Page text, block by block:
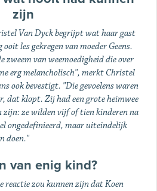
zijn
Van Dyck begrijpt wat haar gast
les gekregen van moeder Geens.
van weemoedigheid die over
erg melancholisch", merkt Christel
ook bevestigt. "Die gevoelens waren
dat klopt. Zij had een grote heimwee
zijn: ze wilden vijf of tien kinderen na
ongedefinieerd, maar uiteindelijk
doen."
van enig kind?
reactie zou kunnen zijn dat Koen